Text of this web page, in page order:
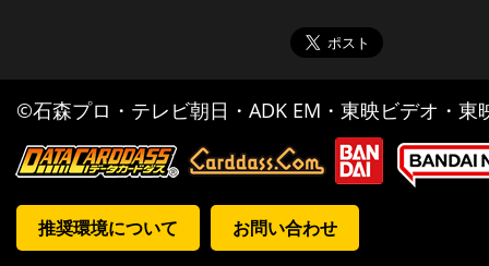
©石森プロ・テレビ朝日・ADK EM・東映ビデオ・
推奨環境について お問い合わせ